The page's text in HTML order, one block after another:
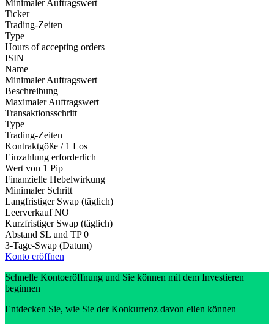
Minimaler Auftragswert
Ticker
Trading-Zeiten
Type
Hours of accepting orders
ISIN
Name
Minimaler Auftragswert
Beschreibung
Maximaler Auftragswert
Transaktionsschritt
Type
Trading-Zeiten
Kontraktgöße / 1 Los
Einzahlung erforderlich
Wert von 1 Pip
Finanzielle Hebelwirkung
Minimaler Schritt
Langfristiger Swap (täglich)
Leerverkauf NO
Kurzfristiger Swap (täglich)
Abstand SL und TP 0
3-Tage-Swap (Datum)
Konto eröffnen
Schnelle Kontoeröffnung und Sie können mit dem Investieren
beginnen
Entdecken Sie, wie Sie der Konkurrenz davon eilen können